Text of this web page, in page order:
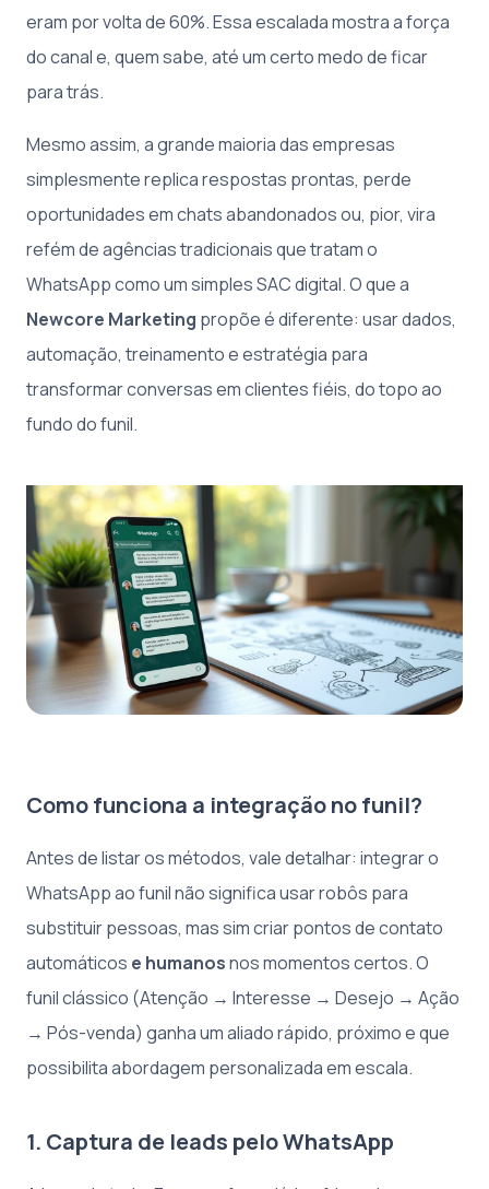
eram por volta de 60%. Essa escalada mostra a força
do canal e, quem sabe, até um certo medo de ficar
para trás.
Mesmo assim, a grande maioria das empresas
simplesmente replica respostas prontas, perde
oportunidades em chats abandonados ou, pior, vira
refém de agências tradicionais que tratam o
WhatsApp como um simples SAC digital. O que a
Newcore Marketing propõe é diferente: usar dados,
automação, treinamento e estratégia para
transformar conversas em clientes fiéis, do topo ao
fundo do funil.
Como funciona a integração no funil?
Antes de listar os métodos, vale detalhar: integrar o
WhatsApp ao funil não significa usar robôs para
substituir pessoas, mas sim criar pontos de contato
automáticos e humanosnos momentos certos. O
funil clássico (Atenção → Interesse → Desejo → Ação
→ Pós-venda) ganha um aliado rápido, próximo e que
possibilita abordagem personalizada em escala.
1. Captura de leads pelo WhatsApp